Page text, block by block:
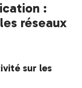
:
réseaux
sur les